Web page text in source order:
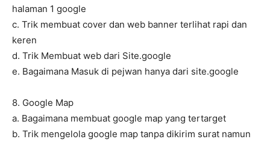
halaman 1 google
c. Trik membuat cover dan web banner terlihat rapi dan
keren
d. Trik Membuat web dari Site.google
e. Bagaimana Masuk di pejwan hanya dari site.google
8. Google Map
a. Bagaimana membuat google map yang tertarget
b. Trik mengelola google map tanpa dikirim surat namun